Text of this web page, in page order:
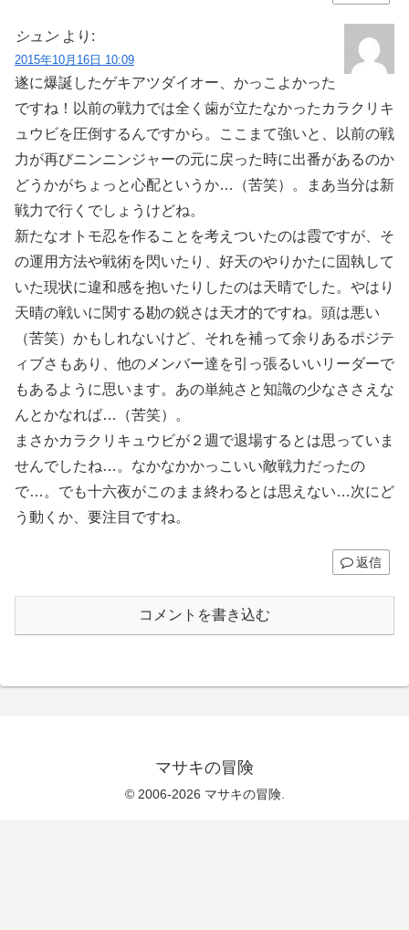
シュン より:
2015年10月16日 10:09
遂に爆誕したゲキアツダイオー、かっこよかった
ですね！以前の戦力では全く歯が立たなかったカラクリキ
ュウビを圧倒するんですから。ここまて強いと、以前の戦
力が再びニンニンジャーの元に戻った時に出番があるのか
どうかがちょっと心配というか…（苦笑）。まあ当分は新
戦力で行くでしょうけどね。
新たなオトモ忍を作ることを考えついたのは霞ですが、そ
の運用方法や戦術を閃いたり、好天のやりかたに固執して
いた現状に違和感を抱いたりしたのは天晴でした。やはり
天晴の戦いに関する勘の鋭さは天才的ですね。頭は悪い
（苦笑）かもしれないけど、それを補って余りあるポジテ
ィブさもあり、他のメンバー達を引っ張るいいリーダーで
もあるように思います。あの単純さと知識の少なささえな
んとかなれば…（苦笑）。
まさかカラクリキュウビが２週で退場するとは思っていま
せんでしたね…。なかなかかっこいい敵戦力だったの
で…。でも十六夜がこのまま終わるとは思えない…次にど
う動くか、要注目ですね。
返信
コメントを書き込む
マサキの冒険
© 2006-2026 マサキの冒険.